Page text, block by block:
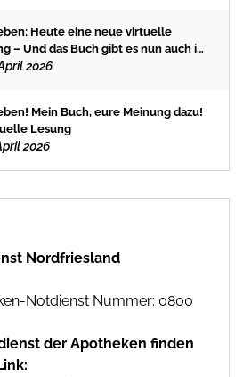
Heute eine neue virtuelle
– Und das Buch gibt es nun auch in
Stadtbuchhandlung
2026
Mein Buch, eure Meinung dazu!
Lesung
2026
Nordfriesland
Notdienst Nummer: 0800
der Apotheken finden